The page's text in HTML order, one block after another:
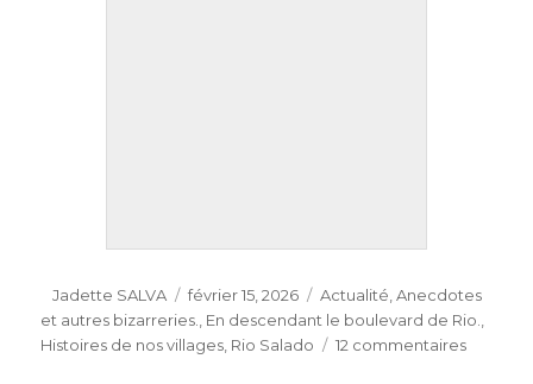
Auteur
Jadette SALVA
Publié
le
février 15, 2026 Catégories
Actualité ,Anecdotes
et autres bizarreries.
En descendant le boulevard de Rio.
Histoires de nos villages Rio Salado 12 commentairessur